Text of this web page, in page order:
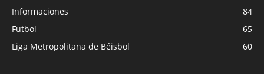
Informaciones
84
Futbol
65
Liga Metropolitana de Béisbol
60